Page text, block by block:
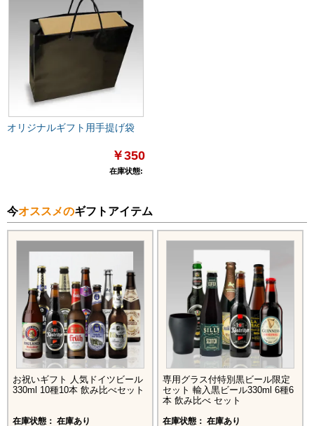
オリジナルギフト用手提げ袋
￥350
在庫状態:
今オススメのギフトアイテム
お祝いギフト 人気ドイツビール
330ml 10種10本 飲み比べセット
在庫状態： 在庫あり
専用グラス付特別黒ビール限定
セット 輸入黒ビール330ml 6種6
本 飲み比べ セット
在庫状態： 在庫あり